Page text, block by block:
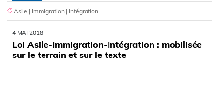
Asile | Immigration | Intégration
4 MAI 2018
Loi Asile-Immigration-Intégration : mobilisée
sur le terrain et sur le texte